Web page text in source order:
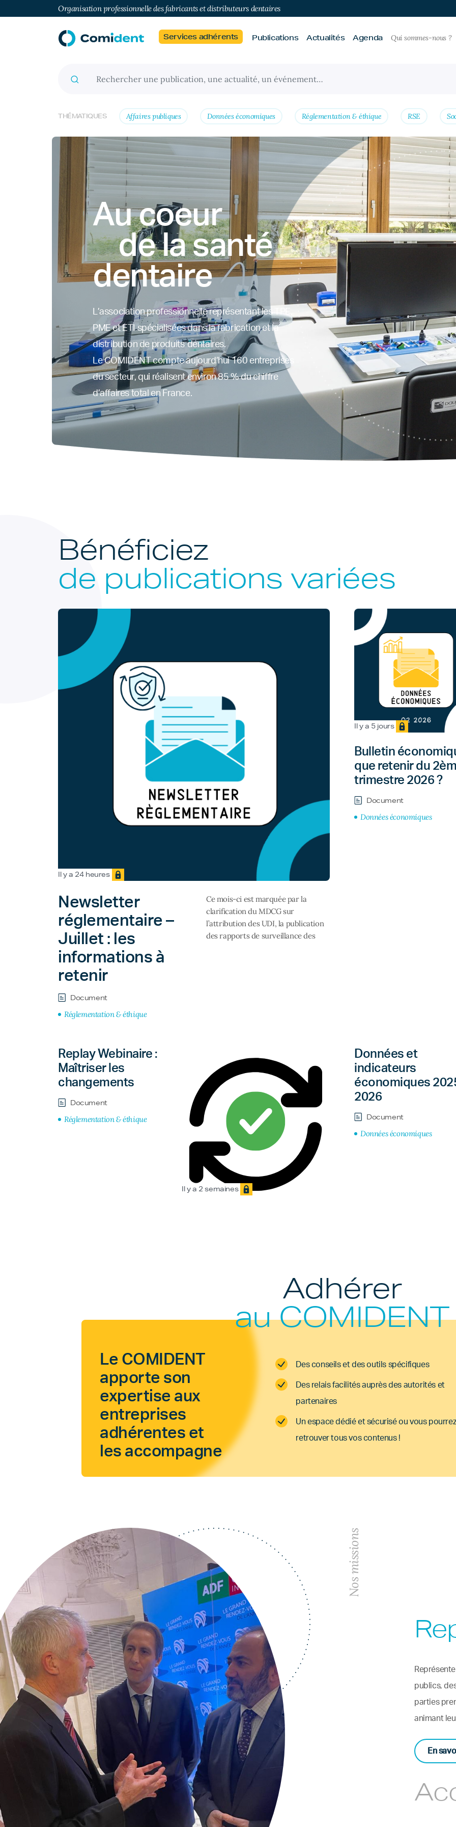
Organisation professionnelle des fabricants et distributeurs dentaires
Services adhérents Publications Actualités Agenda Qui sommes-nous ?
THÉMATIQUES Affaires publiques Données économiques Réglementation & éthique RSE
Au coeur
de la santé
dentaire
L’association professionnelle représentant les TPE,
PME et ETI spécialisées dans la fabrication et la
distribution de produits dentaires.
Le COMIDENT compte aujourd’hui 160 entreprises
du secteur, qui réalisent environ 85 % du chiffre
d’affaires total en France.
Bénéficiez
de publications variées
Il y a 24 heures
Newsletter
réglementaire –
Juillet : les
informations à
retenir
Document
Réglementation & éthique
Ce mois-ci est marquée par la
clarification du MDCG sur
l’attribution des UDI, la publication
des rapports de surveillance des
Il y a 5 jours
Bulletin
que retenir du
trimestre 2026 ?
Document
Données économiques
Il y a 2 semaines
Replay Webinaire :
Maîtriser les
changements
Document
Réglementation & éthique
Données et
indicateurs
économiques
2026
Document
Données économiques
Adhérer
au COMIDENT
Le COMIDENT
apporte son
expertise aux
entreprises
adhérentes et
les accompagne
Des conseils et des outils spécifiques
Des relais facilités auprès des autorités et
partenaires
Un espace dédié et sécurisé ou vous pourrez
retrouver tous vos contenus !
Nos missions
publics,
parties
animant
En